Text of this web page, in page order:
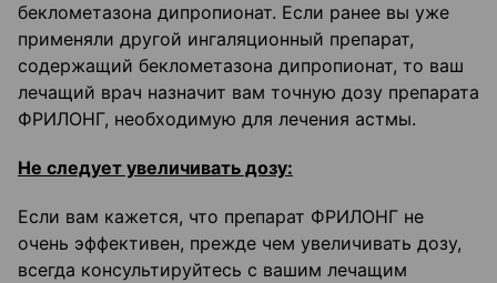
беклометазона дипропионат. Если ранее вы уже
применяли другой ингаляционный препарат,
содержащий беклометазона дипропионат, то ваш
лечащий врач назначит вам точную дозу препарата
ФРИЛОНГ, необходимую для лечения астмы.
Не следует увеличивать дозу:
Если вам кажется, что препарат ФРИЛОНГ не
очень эффективен, прежде чем увеличивать дозу,
всегда консультируйтесь с вашим лечащим